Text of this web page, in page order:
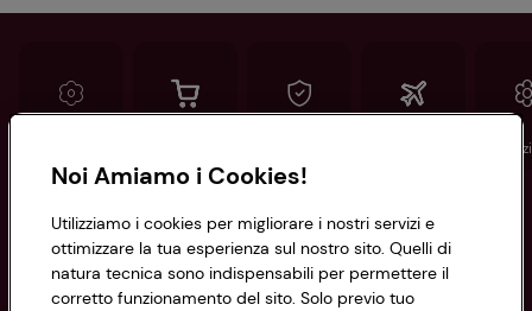
Informazioni
Privacy Policy
Noi Amiamo i Cookies!
Utilizziamo i cookies per migliorare i nostri servizi e
ottimizzare la tua esperienza sul nostro sito. Quelli di
natura tecnica sono indispensabili per permettere il
corretto funzionamento del sito. Solo previo tuo